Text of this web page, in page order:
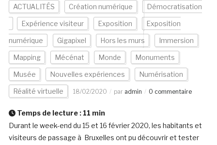
ACTUALITÉS Création numérique Démocratisation
Expérience visiteur Exposition Exposition
numérique Gigapixel Hors les murs Immersion
Mapping Mécénat Monde Monuments
Musée Nouvelles expériences Numérisation
Réalité virtuelle 18/02/2020 par admin 0 commentaire
Temps de lecture : 11 min
Durant le week-end du 15 et 16 février 2020, les habitants et
visiteurs de passage à Bruxelles ont pu découvrir et tester